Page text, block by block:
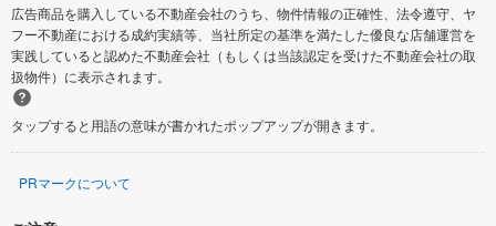
広告商品を購入している不動産会社のうち、物件情報の正確性、法令遵守、ヤ
フー不動産における成約実績等、当社所定の基準を満たした優良な店舗運営を
実践していると認めた不動産会社（もしくは当該認定を受けた不動産会社の取
扱物件）に表示されます。
タップすると用語の意味が書かれたポップアップが開きます。
PRマークについて